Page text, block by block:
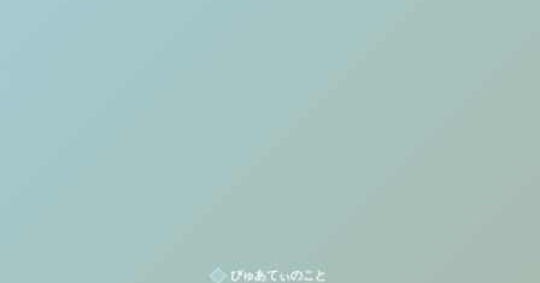
ぴゅあてぃのこと